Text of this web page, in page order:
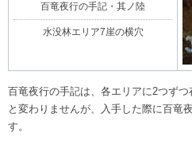
百竜夜行の手記・其ノ陸
水没林エリア7崖の横穴
百竜夜行の手記は、各エリアに2つず
と変わりませんが、入手した際に百竜
す。